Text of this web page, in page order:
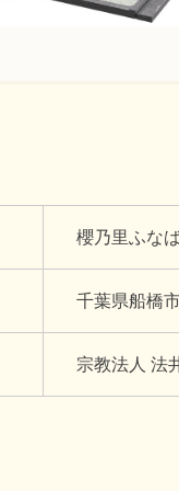
櫻乃里ふな
千葉県船橋
宗教法人 法